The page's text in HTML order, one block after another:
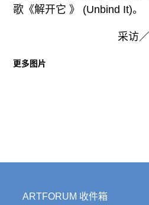
歌《解开它 》 (Unbind It)。
采访／
更多图片
ARTFORUM 收件箱